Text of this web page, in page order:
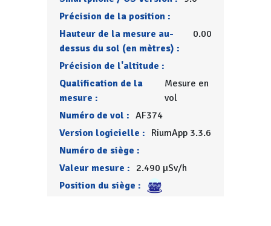
Précision de la position :
Hauteur de la mesure au-
dessus du sol (en mètres) :
0.00
Précision de l'altitude :
Qualification de la
mesure :
Mesure en
vol
Numéro de vol : AF374
Version logicielle : RiumApp 3.3.6
Numéro de siège :
Valeur mesure : 2.490 µSv/h
Position du siège :